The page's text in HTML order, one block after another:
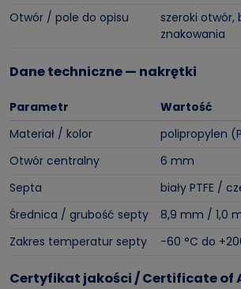
Otwór / pole do opisu
szeroki otwór,
znakowania
Dane techniczne — nakrętki
Parametr
Wartość
Materiał / kolor
polipropylen
Otwór centralny
6 mm
Septa
biały PTFE /
Średnica / grubość septy
8,9 mm / 1,0
Zakres temperatur septy
−60 °C do
Certyfikat jakości / Certificate of